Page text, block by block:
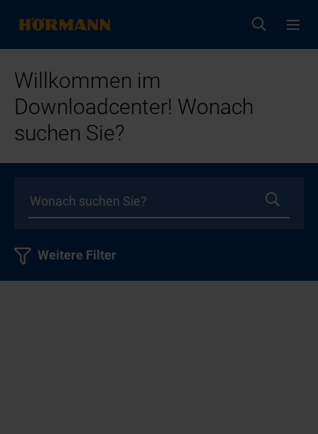
Willkommen im
Downloadcenter! Wonach
suchen Sie?
Weitere Filter